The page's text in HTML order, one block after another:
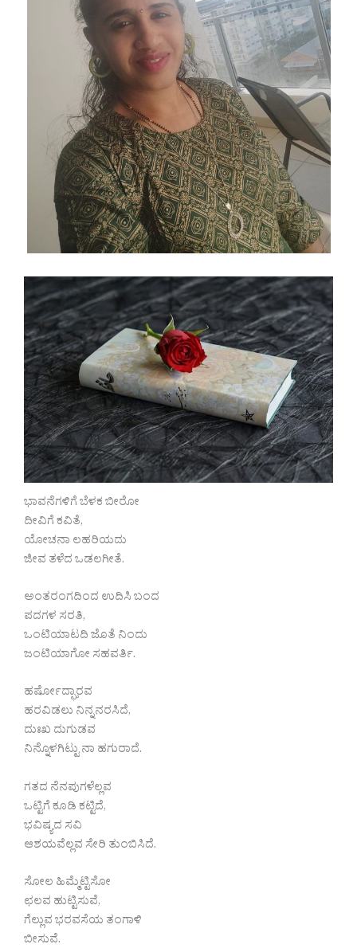
ಭಾವನೆಗಳಿಗೆ ಬೆಳಕ ಬೀರೋ
ದೀವಿಗೆ ಕವಿತೆ,
ಯೋಚನಾ ಲಹರಿಯದು
ಜೀವ ತಳೆದ ಒಡಲಗೀತೆ.
ಅಂತರಂಗದಿಂದ ಉದಿಸಿ ಬಂದ
ಪದಗಳ ಸರತಿ,
ಒಂಟಿಯಾಟದಿ ಜೊತೆ ನಿಂದು
ಜಂಟಿಯಾಗೋ ಸಹವರ್ತಿ.
ಹರ್ಷೋದ್ಘಾರವ
ಹರವಿಡಲು ನಿನ್ನನರಸಿದೆ,
ದುಃಖ ದುಗುಡವ
ನಿನ್ನೊಳಗಿಟ್ಟು ನಾ ಹಗುರಾದೆ.
ಗತದ ನೆನಪುಗಳೆಲ್ಲವ
ಒಟ್ಟಿಗೆ ಕೂಡಿ ಕಟ್ಟಿದೆ,
ಭವಿಷ್ಯದ ಸವಿ
ಆಶಯವೆಲ್ಲವ ಸೇರಿ ತುಂಬಿಸಿದೆ.
ಸೋಲ ಹಿಮ್ಮೆಟ್ಟಿಸೋ
ಛಲವ ಹುಟ್ಟಿಸುವೆ,
ಗೆಲ್ಲುವ ಭರವಸೆಯ ತಂಗಾಳಿ
ಬೀಸುವೆ.